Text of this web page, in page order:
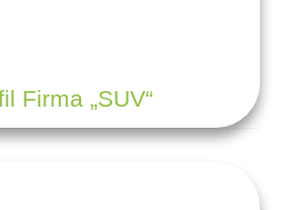
Firma „SUV“